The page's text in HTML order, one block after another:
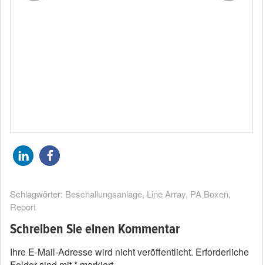
Schlagwörter: Beschallungsanlage, Line Array, PA Boxen,
Report
Schreiben Sie einen Kommentar
Ihre E-Mail-Adresse wird nicht veröffentlicht. Erforderliche